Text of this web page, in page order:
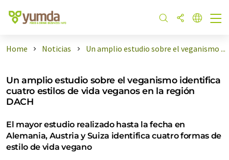
Home Noticias Un amplio estudio sobre el veganismo ...
Un amplio estudio sobre el veganismo identifica
cuatro estilos de vida veganos en la región
DACH
El mayor estudio realizado hasta la fecha en
Alemania, Austria y Suiza identifica cuatro formas de
estilo de vida vegano